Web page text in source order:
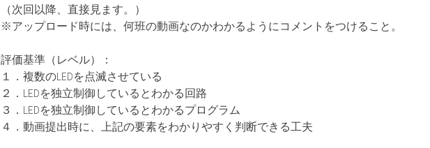
（次回以降、直接見ます。）
※アップロード時には、何班の動画なのかわかるようにコメントをつけること。
評価基準（レベル）：
１．複数のLEDを点滅させている
２．LEDを独立制御しているとわかる回路
３．LEDを独立制御しているとわかるプログラム
４．動画提出時に、上記の要素をわかりやすく判断できる工夫